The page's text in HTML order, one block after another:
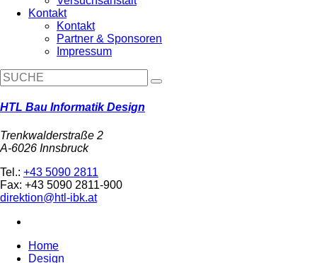
Kontakt
Kontakt
Partner & Sponsoren
Impressum
HTL Bau Informatik Design
Trenkwalderstraße 2
A-6026 Innsbruck
Tel.: +43 5090 2811
Fax: +43 5090 2811-900
direktion@htl-ibk.at
Home
Design